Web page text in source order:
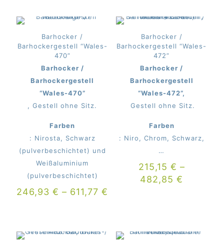
Barhocker /
Barhockergestell “Wales-
470”
Barhocker /
Barhockergestell
“Wales-470”
, Gestell ohne Sitz.
Farben
: Nirosta, Schwarz
(pulverbeschichtet) und
Weißaluminium
(pulverbeschichtet)
246,93€ – 611,77€
Barhocker /
Barhockergestell “Wales-
472”
Barhocker /
Barhockergestell
“Wales-472”,
Gestell ohne Sitz.
Farben
: Niro, Chrom, Schwarz,
…
215,15 € –
482,85€